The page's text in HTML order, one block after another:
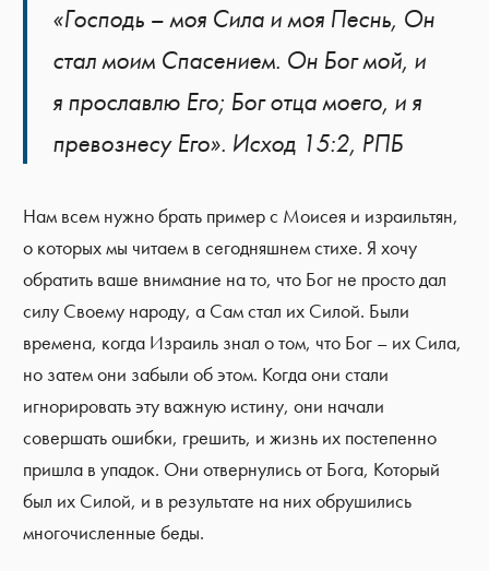
«Господь – моя Сила и моя Песнь, Он
стал моим Спасением. Он Бог мой, и
я прославлю Его; Бог отца моего, и я
превознесу Его». Исход 15:2, РПБ
Нам всем нужно брать пример с Моисея и израильтян,
о которых мы читаем в сегодняшнем стихе. Я хочу
обратить ваше внимание на то, что Бог не просто дал
силу Своему народу, а Сам стал их Силой. Были
времена, когда Израиль знал о том, что Бог – их Сила,
но затем они забыли об этом. Когда они стали
игнорировать эту важную истину, они начали
совершать ошибки, грешить, и жизнь их постепенно
пришла в упадок. Они отвернулись от Бога, Который
был их Силой, и в результате на них обрушились
многочисленные беды.